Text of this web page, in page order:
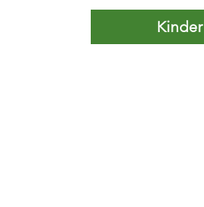
Kinder